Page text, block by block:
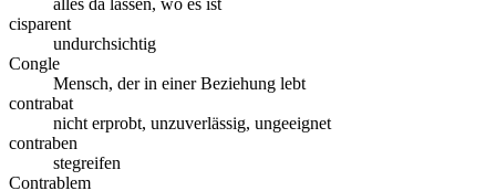
alles da lassen, wo es ist
cisparent
undurchsichtig
Congle
Mensch, der in einer Beziehung lebt
contrabat
nicht erprobt, unzuverlässig, ungeeignet
contraben
stegreifen
Contrablem